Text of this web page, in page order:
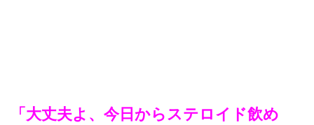
「大丈夫よ、今日からステロイド飲め